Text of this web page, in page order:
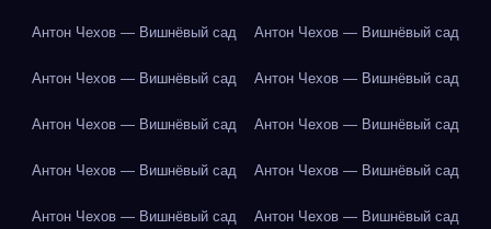
Антон Чехов — Вишнёвый сад Антон Чехов — Вишнёвый сад
Антон Чехов — Вишнёвый сад Антон Чехов — Вишнёвый сад
Антон Чехов — Вишнёвый сад Антон Чехов — Вишнёвый сад
Антон Чехов — Вишнёвый сад Антон Чехов — Вишнёвый сад
Антон Чехов — Вишнёвый сад Антон Чехов — Вишнёвый сад